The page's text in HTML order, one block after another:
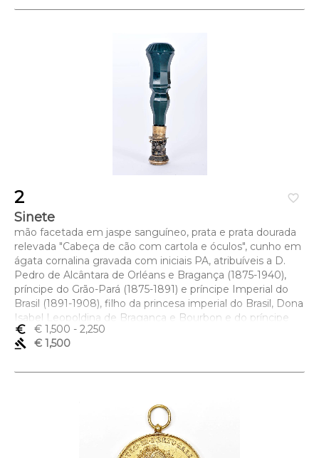
favorite_border
2
Sinete
mão facetada em jaspe sanguíneo, prata e prata dourada
relevada "Cabeça de cão com cartola e óculos", cunho em
ágata cornalina gravada com iniciais PA, atribuíveis a D.
Pedro de Alcântara de Orléans e Bragança (1875-1940),
príncipe do Grão-Pará (1875-1891) e príncipe Imperial do
Brasil (1891-1908), filho da princesa imperial do Brasil, Dona
Isabel Leopoldina de Bragança e Bourbon e do príncipe
imperial consorte, Gastão de Orléans, Conde de Eu,
europeu, séc. XIX (2ª metade), prata sem contraste, ao
art. 2, nº 2, alínea c)
euro_symbol € 1,500 - 2,250
gavel
€ 1,500